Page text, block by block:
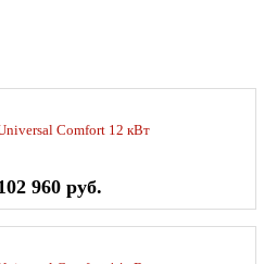
Comfort 12 кВт
960 руб.